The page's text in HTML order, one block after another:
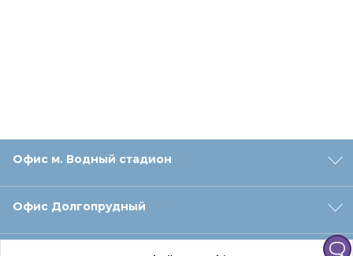
Офис м. Водный стадион
Офис Долгопрудный